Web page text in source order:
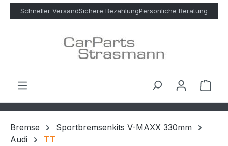
Zum Hauptinhalt springen
Schneller VersandSichere BezahlungPersönliche Beratung
Bremse
Sportbremsenkits V-MAXX 330mm
Audi
TT